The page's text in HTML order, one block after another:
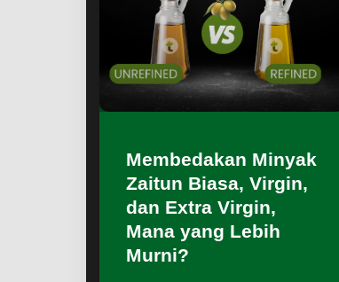
Membedakan Minyak
Zaitun Biasa, Virgin,
dan Extra Virgin,
Mana yang Lebih
Murni?